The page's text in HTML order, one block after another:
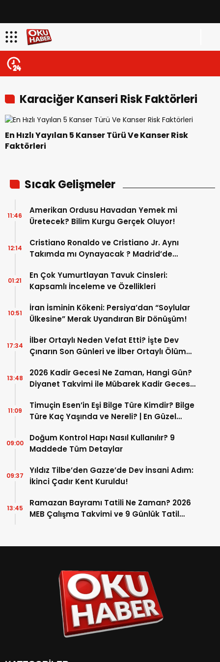
Karaciğer Kanseri Risk Faktörleri
En Hızlı Yayılan 5 Kanser Türü Ve Kanser Risk
Faktörleri
Sıcak Gelişmeler
Amerikan Ordusu Havadan Yemek mi
Üretecek? Bilim Kurgu Gerçek Oluyor!
11:46
Cristiano Ronaldo ve Cristiano Jr. Aynı
Takımda mı Oynayacak ? Madrid’de
12:14
En Çok Yumurtlayan Tavuk Cinsleri:
Kapsamlı İnceleme ve Özellikleri
01:21
İran İsminin Kökeni: Persiya’dan “Soylular
Ülkesine” Merak Uyandıran Bir Dönüşüm!
10:51
İlber Ortaylı Neden Vefat Etti? İşte Dev
Çınarın Son Günleri ve İlber Ortaylı Ölüm
17:34
2026 Kadir Gecesi Ne Zaman, Hangi Gün?
Diyanet Takvimi ile Mübarek Kadir Gecesi
13:48
Timuçin Esen’in Eşi Bilge Türe Kimdir? Bilge
Türe Kaç Yaşında ve Nereli? | En Güzel
11:09
Doğum Kontrol Hapı Nasıl Kullanılır? 9
Maddede Tüm Detaylar
09:00
Yıldız Tilbe’den Gazze’de Dev İnsani Adım:
İkinci Çadır Kent Kuruldu!
09:37
Ramazan Bayramı Tatili Ne Zaman? 2026
MEB Çalışma Takvimi ve 9 Günlük Tatil
13:45